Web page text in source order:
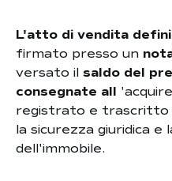
L'atto di vendita
firmato presso un
versato il saldo del
consegnate all
registrato e trascritto
la sicurezza giuridica
dell'immobile.